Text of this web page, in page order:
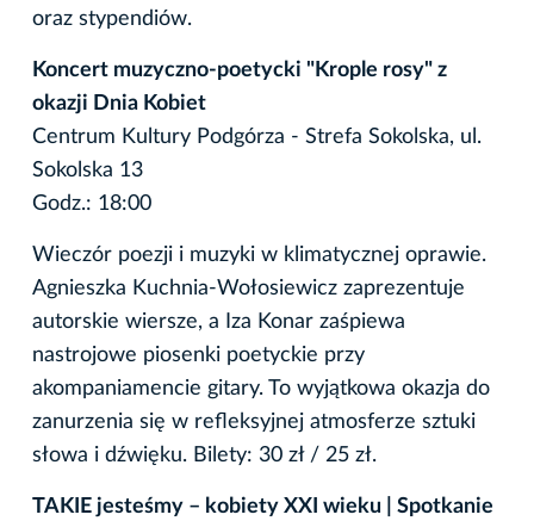
oraz stypendiów.
Koncert muzyczno-poetycki "Krople rosy" z
okazji Dnia Kobiet
Centrum Kultury Podgórza - Strefa Sokolska, ul.
Sokolska 13
Godz.: 18:00
Wieczór poezji i muzyki w klimatycznej oprawie.
Agnieszka Kuchnia-Wołosiewicz zaprezentuje
autorskie wiersze, a Iza Konar zaśpiewa
nastrojowe piosenki poetyckie przy
akompaniamencie gitary. To wyjątkowa okazja do
zanurzenia się w refleksyjnej atmosferze sztuki
słowa i dźwięku. Bilety: 30 zł / 25 zł.
TAKIE jesteśmy – kobiety XXI wieku | Spotkanie